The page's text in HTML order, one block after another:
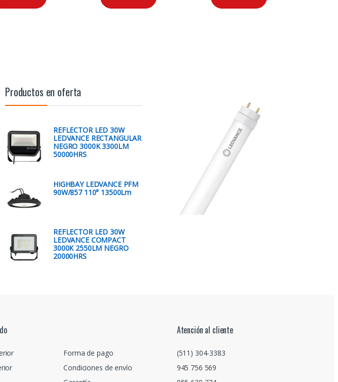
Productos en oferta
REFLECTOR LED 30W
LEDVANCE RECTANGULAR
NEGRO 3000K 3300LM
50000HRS
HIGHBAY LEDVANCE PFM
90W/857 110° 13500Lm
REFLECTOR LED 30W
LEDVANCE COMPACT
3000K 2550LM NEGRO
20000HRS
Forma de pago
Condiciones de envío
Atención al cliente
(511) 304-3383
945 756 569